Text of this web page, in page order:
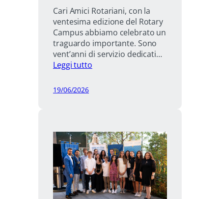
Cari Amici Rotariani, con la
ventesima edizione del Rotary
Campus abbiamo celebrato un
traguardo importante. Sono
vent’anni di servizio dedicati…
Leggi tutto:
19/06/2026